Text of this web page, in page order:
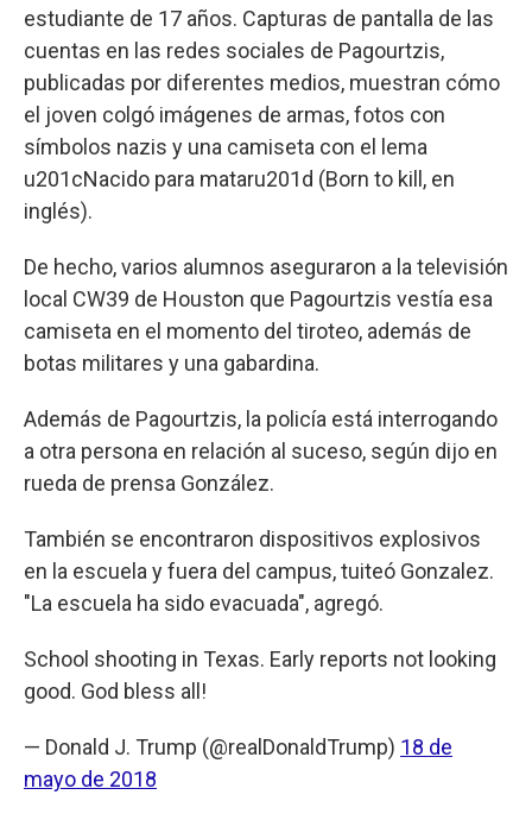
estudiante de 17 años. Capturas de pantalla de las
cuentas en las redes sociales de Pagourtzis,
publicadas por diferentes medios, muestran cómo
el joven colgó imágenes de armas, fotos con
símbolos nazis y una camiseta con el lema
u201cNacido para mataru201d (Born to kill, en
inglés).
De hecho, varios alumnos aseguraron a la televisión
local CW39 de Houston que Pagourtzis vestía esa
camiseta en el momento del tiroteo, además de
botas militares y una gabardina.
Además de Pagourtzis, la policía está interrogando
a otra persona en relación al suceso, según dijo en
rueda de prensa González.
También se encontraron dispositivos explosivos
en la escuela y fuera del campus, tuiteó Gonzalez.
"La escuela ha sido evacuada", agregó.
School shooting in Texas. Early reports not looking
good. God bless all!
— Donald J. Trump (@realDonaldTrump) 18 de
mayo de 2018